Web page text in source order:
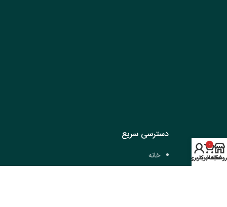
دسترسی سریع
خانه
0
سبد خرید
حساب کاربری من